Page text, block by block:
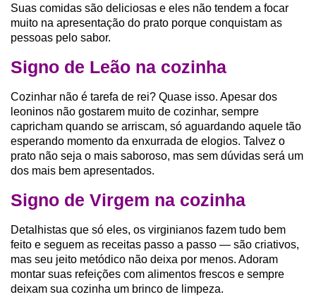
Suas comidas são deliciosas e eles não tendem a focar
muito na apresentação do prato porque conquistam as
pessoas pelo sabor.
Signo de Leão na cozinha
Cozinhar não é tarefa de rei? Quase isso. Apesar dos
leoninos não gostarem muito de cozinhar, sempre
capricham quando se arriscam, só aguardando aquele tão
esperando momento da enxurrada de elogios. Talvez o
prato não seja o mais saboroso, mas sem dúvidas será um
dos mais bem apresentados.
Signo de Virgem na cozinha
Detalhistas que só eles, os virginianos fazem tudo bem
feito e seguem as receitas passo a passo — são criativos,
mas seu jeito metódico não deixa por menos. Adoram
montar suas refeições com alimentos frescos e sempre
deixam sua cozinha um brinco de limpeza.